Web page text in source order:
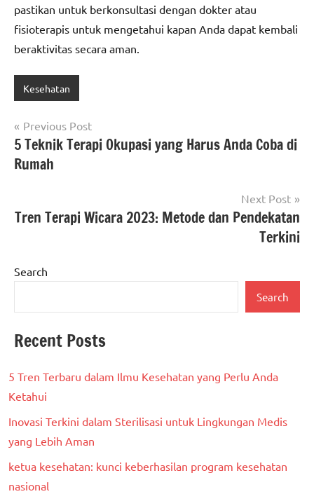
pastikan untuk berkonsultasi dengan dokter atau
fisioterapis untuk mengetahui kapan Anda dapat kembali
beraktivitas secara aman.
Kesehatan
Post
navigation
Previous Post
5 Teknik Terapi Okupasi yang Harus Anda Coba di
Rumah
Next Post
Tren Terapi Wicara 2023: Metode dan Pendekatan
Terkini
Search
Search
Recent Posts
5 Tren Terbaru dalam Ilmu Kesehatan yang Perlu Anda
Ketahui
Inovasi Terkini dalam Sterilisasi untuk Lingkungan Medis
yang Lebih Aman
ketua kesehatan: kunci keberhasilan program kesehatan
nasional